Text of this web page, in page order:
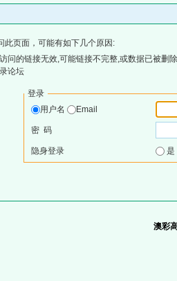
此页面，可能有如下几个原因:
问的链接无效,可能链接不完整,或数据已被删
论坛
登录
用户名
Email
密 码
隐身登录
澳彩